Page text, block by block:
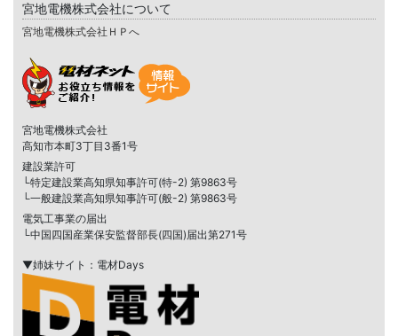
宮地電機株式会社について
宮地電機株式会社ＨＰへ
宮地電機株式会社
高知市本町3丁目3番1号
建設業許可
└特定建設業高知県知事許可(特-2) 第9863号
└一般建設業高知県知事許可(般-2) 第9863号
電気工事業の届出
└中国四国産業保安監督部長(四国)届出第271号
▼姉妹サイト：電材Days